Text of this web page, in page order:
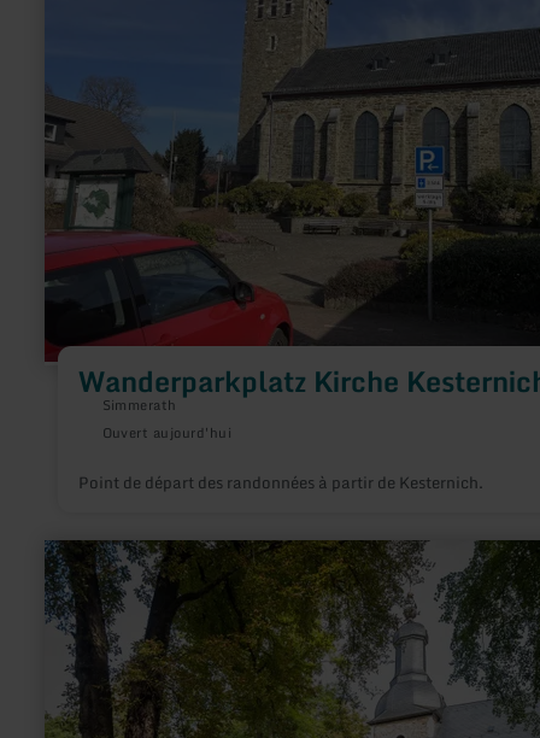
Wanderparkplatz Kirche
Simmerath
Ouvert aujourd'hui
Point de départ des randonnées à partir de Kesternich.
en
savoir
plus
sur
:
Aussicht
über
Zweifall:
Konfessionen
in